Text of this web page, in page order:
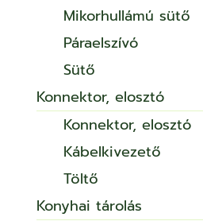
Mikorhullámú sütő
Páraelszívó
Sütő
Konnektor, elosztó
Konnektor, elosztó
Kábelkivezető
Töltő
Konyhai tárolás